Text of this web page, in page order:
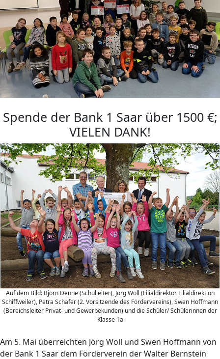
Spende der Bank 1 Saar über 1500 €;
VIELEN DANK!
Auf dem Bild: Björn Denne (Schulleiter), Jörg Woll (Filialdirektor Filialdirektion
Schiffweiler), Petra Schäfer (2. Vorsitzende des Fördervereins), Swen Hoffmann
(Bereichsleiter Privat- und Gewerbekunden) und die Schüler/ Schülerinnen der
Klasse 1a
Am 5. Mai überreichten Jörg Woll und Swen Hoffmann von
der Bank 1 Saar dem Förderverein der Walter Bernstein